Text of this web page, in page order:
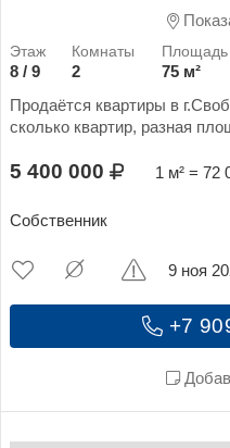
8 / 9 2
75 м²
Продаётся квартиры в
сколько квартир, разная
5 400 000 1 м² = 72
Собственник
+7
9 ноя